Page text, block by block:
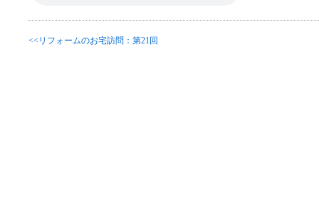
<<リフォームのお宅訪問：第21回